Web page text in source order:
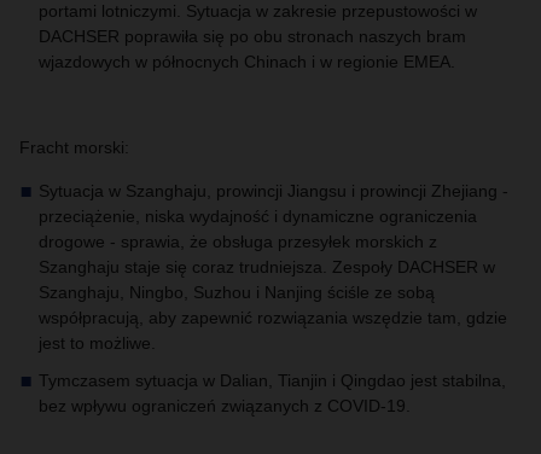
portami lotniczymi. Sytuacja w zakresie przepustowości w
DACHSER poprawiła się po obu stronach naszych bram
wjazdowych w północnych Chinach i w regionie EMEA.
Fracht morski:
Sytuacja w Szanghaju, prowincji Jiangsu i prowincji Zhejiang -
przeciążenie, niska wydajność i dynamiczne ograniczenia
drogowe - sprawia, że obsługa przesyłek morskich z
Szanghaju staje się coraz trudniejsza. Zespoły DACHSER w
Szanghaju, Ningbo, Suzhou i Nanjing ściśle ze sobą
współpracują, aby zapewnić rozwiązania wszędzie tam, gdzie
jest to możliwe.
Tymczasem sytuacja w Dalian, Tianjin i Qingdao jest stabilna,
bez wpływu ograniczeń związanych z COVID-19.